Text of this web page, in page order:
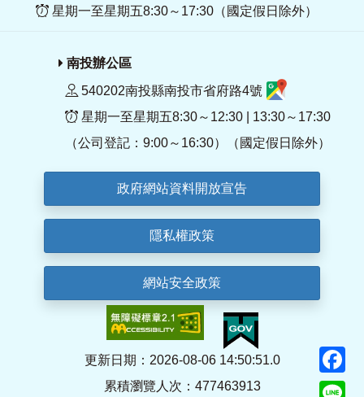
星期一至星期五8:30～17:30（國定假日除外）
南投辦公區
540202南投縣南投市省府路4號
星期一至星期五8:30～12:30 | 13:30～17:30
（公司登記：9:00～16:30）（國定假日除外）
政府網站資料開放宣告
隱私權政策
網站安全政策
更新日期：2026-08-06 14:50:51.0
累積瀏覽人次：477463913